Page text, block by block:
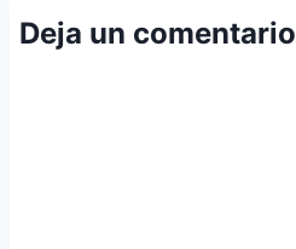
Deja un comentario